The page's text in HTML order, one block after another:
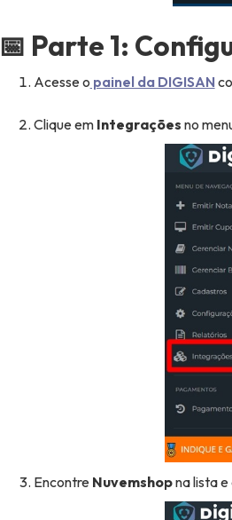
📅 Parte 1:
Acesse o painel da DIGISAN
Clique em Integrações no
Encontre Nuvemshopna lista e